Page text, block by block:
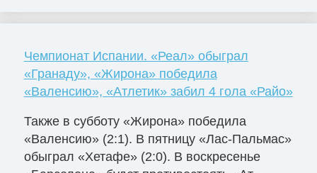
Чемпионат Испании. «Реал» обыграл
«Гранаду», «Жирона» победила
«Валенсию», «Атлетик» забил 4 гола «Райо»
Также в субботу «Жирона» победила
«Валенсию» (2:1). В пятницу «Лас-Пальмас»
обыграл «Хетафе» (2:0). В воскресенье